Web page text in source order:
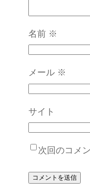
名前 ※
メール ※
サイト
次回のコメ